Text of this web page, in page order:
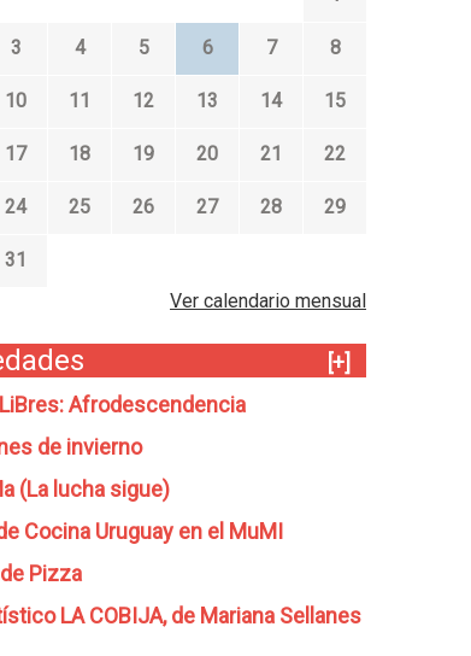
3 4 5 6 7 8
10 11 12 13 14 15
17 18 19 20 21 22
24 25 26 27 28 29
31
Ver calendario mensual
[+]
Afrodescendencia
de invierno
(La lucha sigue)
Cocina Uruguay en el MuMI
Pizza
LA COBIJA, de Mariana Sellanes